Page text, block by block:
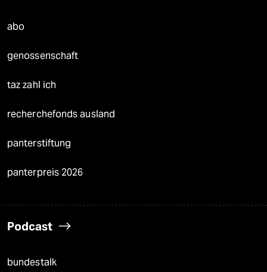
abo
genossenschaft
taz zahl ich
recherchefonds ausland
panterstiftung
panterpreis 2026
Podcast
bundestalk